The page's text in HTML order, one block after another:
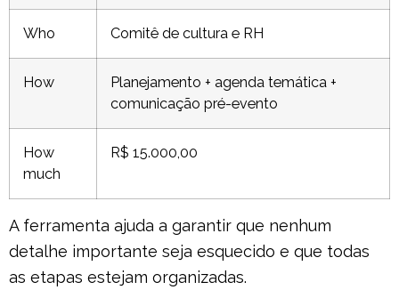
Who Comitê de cultura e RH
How
Planejamento + agenda temática +
comunicação pré-evento
How
much
R$ 15.000,00
A ferramenta ajuda a garantir que nenhum
detalhe importante seja esquecido e que todas
as etapas estejam organizadas.